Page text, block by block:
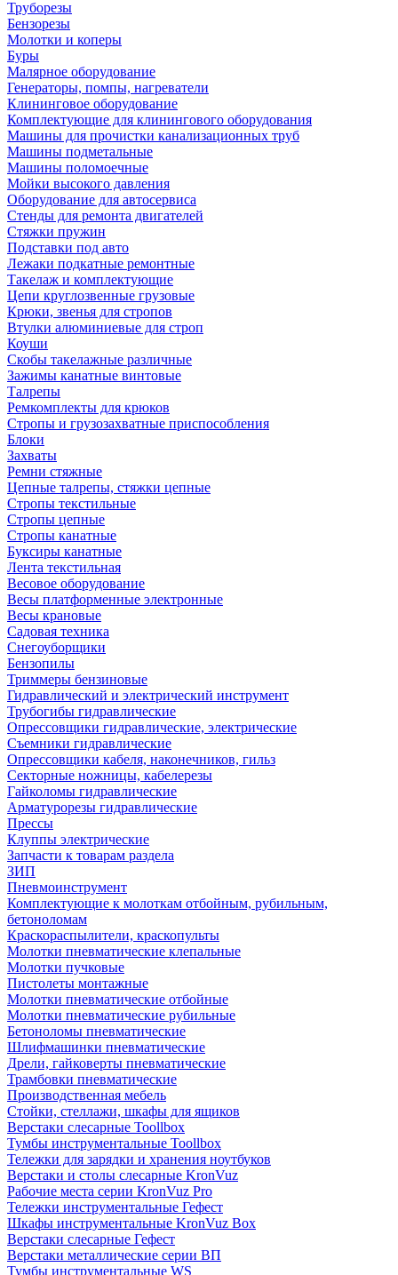
Труборезы
Бензорезы
Молотки и коперы
Буры
Малярное оборудование
Генераторы, помпы, нагреватели
Клининговое оборудование
Комплектующие для клинингового оборудования
Машины для прочистки канализационных труб
Машины подметальные
Машины поломоечные
Мойки высокого давления
Оборудование для автосервиса
Стенды для ремонта двигателей
Стяжки пружин
Подставки под авто
Лежаки подкатные ремонтные
Такелаж и комплектующие
Цепи круглозвенные грузовые
Крюки, звенья для стропов
Втулки алюминиевые для строп
Коуши
Скобы такелажные различные
Зажимы канатные винтовые
Талрепы
Ремкомплекты для крюков
Стропы и грузозахватные приспособления
Блоки
Захваты
Ремни стяжные
Цепные талрепы, стяжки цепные
Стропы текстильные
Стропы цепные
Стропы канатные
Буксиры канатные
Лента текстильная
Весовое оборудование
Весы платформенные электронные
Весы крановые
Садовая техника
Снегоуборщики
Бензопилы
Триммеры бензиновые
Гидравлический и электрический инструмент
Трубогибы гидравлические
Опрессовщики гидравлические, электрические
Съемники гидравлические
Опрессовщики кабеля, наконечников, гильз
Секторные ножницы, кабелерезы
Гайколомы гидравлические
Арматурорезы гидравлические
Прессы
Клуппы электрические
Запчасти к товарам раздела
ЗИП
Пневмоинструмент
Комплектующие к молоткам отбойным, рубильным,
бетоноломам
Краскораспылители, краскопульты
Молотки пневматические клепальные
Молотки пучковые
Пистолеты монтажные
Молотки пневматические отбойные
Молотки пневматические рубильные
Бетоноломы пневматические
Шлифмашинки пневматические
Дрели, гайковерты пневматические
Трамбовки пневматические
Производственная мебель
Стойки, стеллажи, шкафы для ящиков
Верстаки слесарные Toollbox
Тумбы инструментальные Toollbox
Тележки для зарядки и хранения ноутбуков
Верстаки и столы слесарные KronVuz
Рабочие места серии KronVuz Pro
Тележки инструментальные Гефест
Шкафы инструментальные KronVuz Box
Верстаки слесарные Гефест
Верстаки металлические серии ВП
Тумбы инструментальные WS